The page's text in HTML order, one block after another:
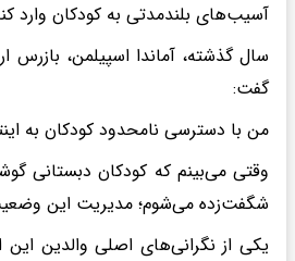
آسیب‌های بلندمدتی به کودکان وارد
گفت:
من با دسترسی نامحدود کودکان به
وقتی می‌بینم که کودکان دبستانی
شگفت‌زده می‌شوم؛ مدیریت این
یکی از نگرانی‌های اصلی والدین